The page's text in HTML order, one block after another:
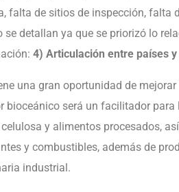
falta de sitios de inspección, falta
se detallan ya que se priorizó lo
4) Articulación entre países
una gran oportunidad de
bioceánico será un facilitador
y alimentos procesados,
y combustibles, además de
industrial.